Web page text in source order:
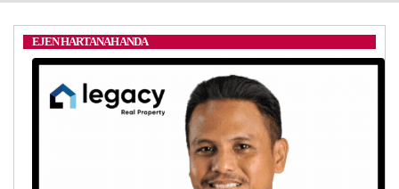
EJEN HARTANAH ANDA